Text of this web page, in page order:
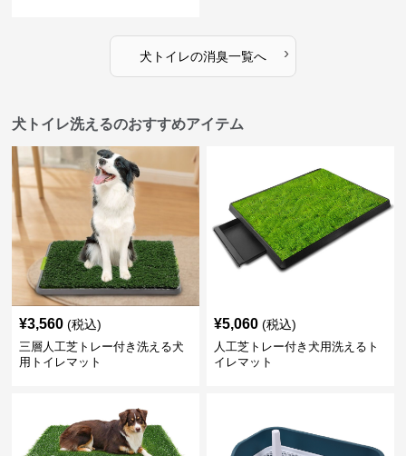
犬トイレの消臭一覧へ ›
犬トイレ洗えるのおすすめアイテム
¥3,560 (税込)
三層人工芝トレー付き洗える犬
用トイレマット
¥5,060 (税込)
人工芝トレー付き犬用洗えるト
イレマット